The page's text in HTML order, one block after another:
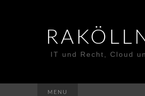
IT und Recht, Cloud
MENU